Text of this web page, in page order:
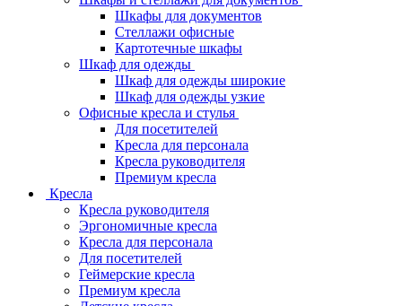
Шкафы для документов
Стеллажи офисные
Картотечные шкафы
Шкаф для одежды
Шкаф для одежды широкие
Шкаф для одежды узкие
Офисные кресла и стулья
Для посетителей
Кресла для персонала
Кресла руководителя
Премиум кресла
Кресла
Кресла руководителя
Эргономичные кресла
Кресла для персонала
Для посетителей
Геймерские кресла
Премиум кресла